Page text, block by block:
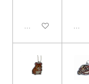
In winkelwagen In